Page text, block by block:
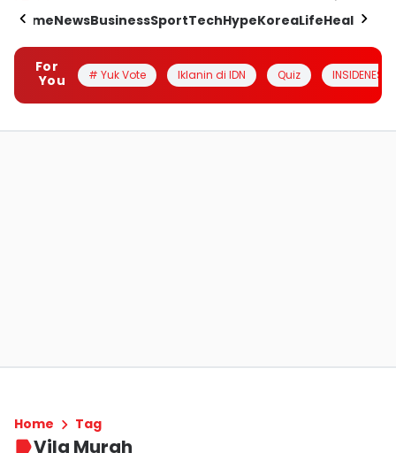
HomeNewsBusinessSportTechHypeKoreaLifeHealth
For
You
# Yuk Vote Iklanin di IDN Quiz INSIDENESIA
Home Tag
Vila Murah